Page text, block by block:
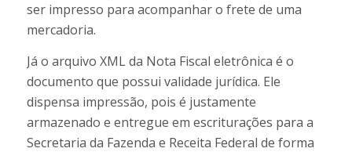
ser impresso para acompanhar o frete de uma
mercadoria.
Já o arquivo XML da Nota Fiscal eletrônica é o
documento que possui validade jurídica. Ele
dispensa impressão, pois é justamente
armazenado e entregue em escriturações para a
Secretaria da Fazenda e Receita Federal de forma